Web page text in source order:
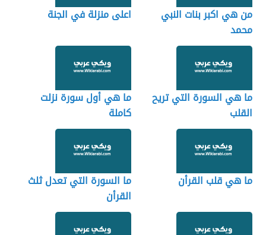
من هي اكبر بنات النبي
محمد
اعلى منزلة في الجنة
ما هي السورة التي تريح
القلب
ما هي أول سورة نزلت
كاملة
ما هي قلب القرأن
ما السورة التي تعدل ثلث
القرأن